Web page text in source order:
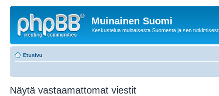
Muinainen Suomi
Keskustelua muinaisesta Suomesta ja sen
Etusivu
Näytä vastaamattomat viestit